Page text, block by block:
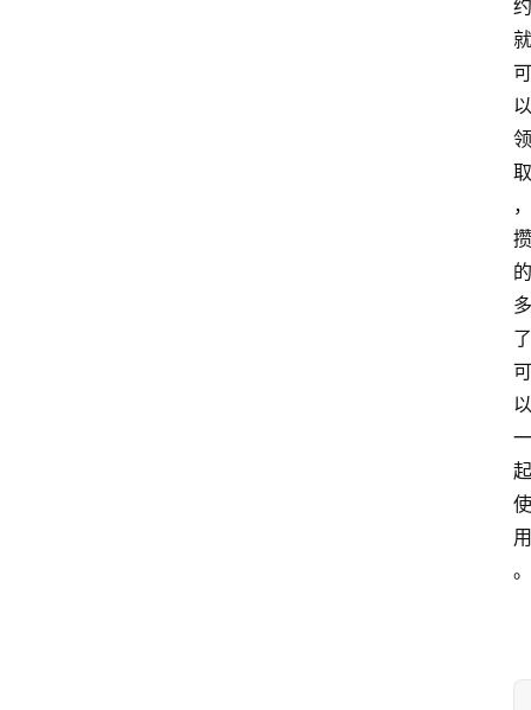
约
就
可
以
领
取
，
攒
的
多
了
可
以
一
起
使
用
。